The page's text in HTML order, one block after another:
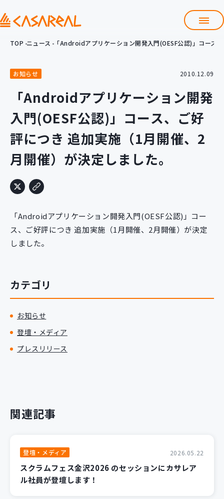
会社情報
サービス
プロダクト開発支援
クラウド導入支援 Git導入支援
システム構築支援
定型コース
新規開発サービス
パッケージ開発
導入事例
イベント・セミナー
ニュース
TOP ニュース 「Androidアプリケーション開発入門(OESF公認)」コース
お知らせ 2010.12.09
「Androidアプリケーション開発
入門(OESF公認)」コース、ご好
評につき 追加実施（1月開催、2
月開催）が決定しました。
「Androidアプリケーション開発入門(OESF公認)」コー
ス、ご好評につき 追加実施（1月開催、2月開催）が決定
しました。
カテゴリ
お知らせ
登壇・メディア
プレスリリース
関連記事
登壇・メディア 2026.05.22
スクラムフェス金沢2026 のセッションにカサレア
ル社員が登壇します！